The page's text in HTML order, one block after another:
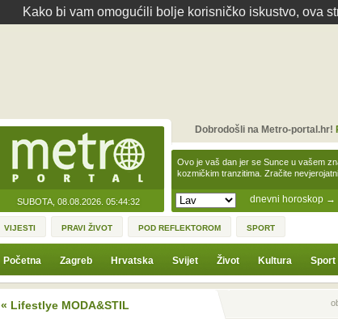
Kako bi vam omogućili bolje korisničko iskustvo, ova
SUBOTA, 08.08.2026. 05:44:32 dnevni horoskop →
Ovo je vaš dan jer se Sunce u vašem
kozmičkim tranzitima. Zračite
Dobrodošli na Metro-portal.hr!
VIJESTI PRAVI ŽIVOT POD REFLEKTOROM SPORT
Početna Zagreb Hrvatska Svijet Život Kultura Sport
« Lifestlye MODA&STIL Prethodna